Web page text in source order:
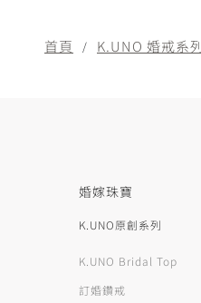
首頁 K.UNO 婚戒系
婚嫁珠寶
K.UNO原創系列
K.UNO Bridal Top
訂婚鑽戒